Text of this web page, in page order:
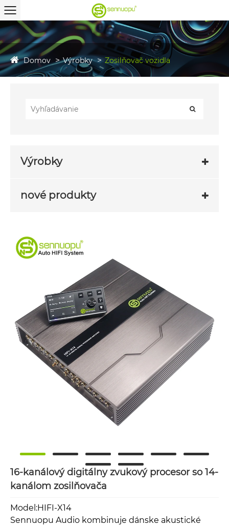
Domov Výrobky Zosilňovač vozidla
Výrobky
nové produkty
16-kanálový digitálny zvukový procesor so 14-
kanálom zosilňovača
Model:HIFI-X14
Sennuopu Audio kombinuje dánske akustické